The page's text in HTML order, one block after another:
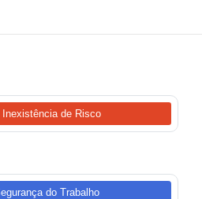
Inexistência de Risco
do Trabalho